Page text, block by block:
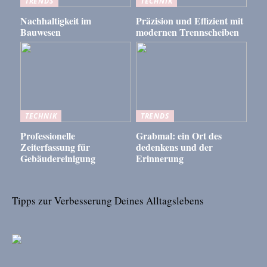
Nachhaltigkeit im
Bauwesen
Präzision und Effizient mit
modernen Trennscheiben
TECHNIK
Professionelle
Zeiterfassung für
Gebäudereinigung
TRENDS
Grabmal: ein Ort des
dedenkens und der
Erinnerung
Tipps zur Verbesserung Deines Alltagslebens